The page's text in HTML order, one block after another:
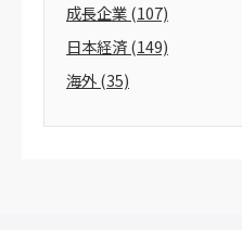
成長企業(107)
日本経済(149)
海外(35)